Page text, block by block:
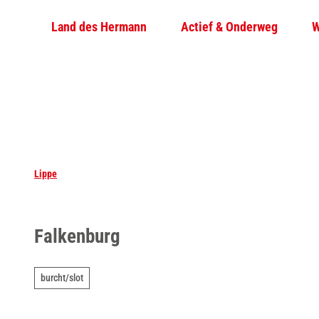
Land des Hermann Actief & Onderweg
Lippe
Falkenburg
burcht/slot